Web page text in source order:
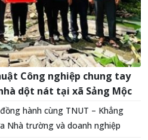
Công nghiệp chung tay
dột nát tại xã Sảng Mộc
hành cùng TNUT – Khẳng
Nhà trường và doanh nghiệp